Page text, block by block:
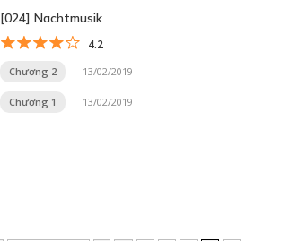
[024] Nachtmusik
4.2
Chương 2 13/02/2019
Chương 1 13/02/2019